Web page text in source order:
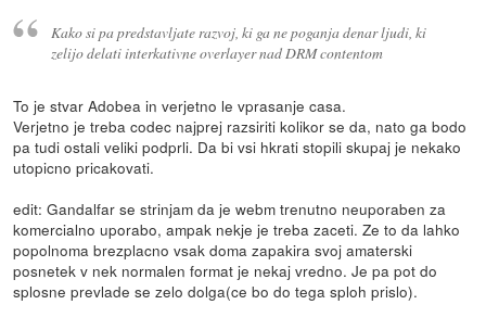
Kako si pa predstavljate razvoj, ki ga ne poganja denar ljudi, ki
zelijo delati interkativne overlayer nad DRM contentom
To je stvar Adobea in verjetno le vprasanje casa.
Verjetno je treba codec najprej razsiriti kolikor se da, nato ga bodo
pa tudi ostali veliki podprli. Da bi vsi hkrati stopili skupaj je nekako
utopicno pricakovati.
edit: Gandalfar se strinjam da je webm trenutno neuporaben za
komercialno uporabo, ampak nekje je treba zaceti. Ze to da lahko
popolnoma brezplacno vsak doma zapakira svoj amaterski
posnetek v nek normalen format je nekaj vredno. Je pa pot do
splosne prevlade se zelo dolga(ce bo do tega sploh prislo).